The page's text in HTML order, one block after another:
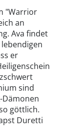
"Warrior
an
Ava findet
er
sind
Dämonen
göttlich.
Duretti